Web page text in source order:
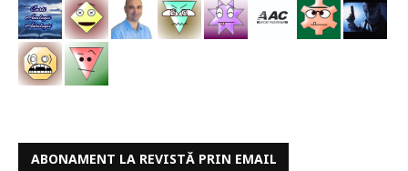
ABONAMENT LA REVISTĂ PRIN EMAIL